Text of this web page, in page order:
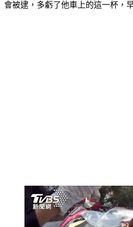
會被逮，多虧了他車上的這一杯，